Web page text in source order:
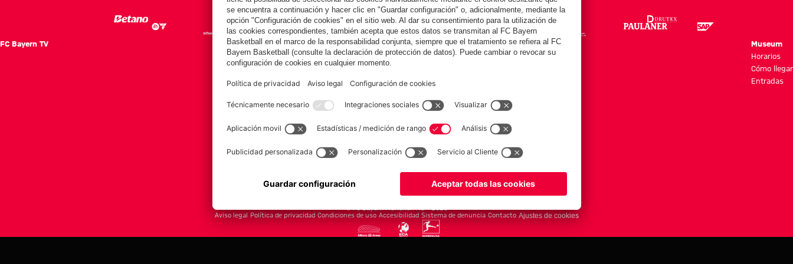
FC Bayern TV
FC Bayern.com
Noticias
Equipo
Club
Online Store
Equipaciones y más
Rebajas %
Museum
Horarios
Cómo llegar
Entradas
Allianz Arena Prensa Baloncesto
Aviso legal Política de privacidad Condiciones de uso Accesibilidad Sistema de denuncia Contacto Ajustes de cookies